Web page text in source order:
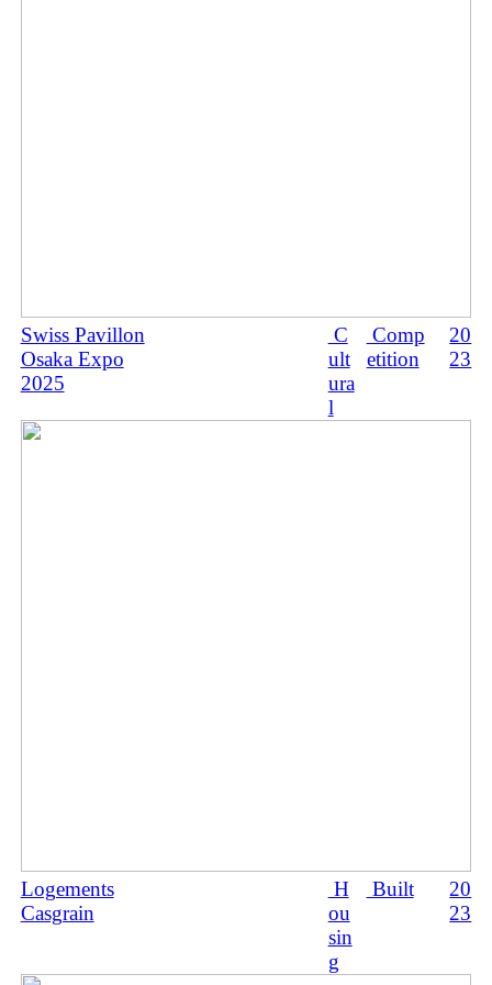
Swiss Pavillon
Osaka Expo
2025
C
ult
ura
l
Comp
etition
20
23
Logements
Casgrain
H
ou
sin
g
Built
20
23